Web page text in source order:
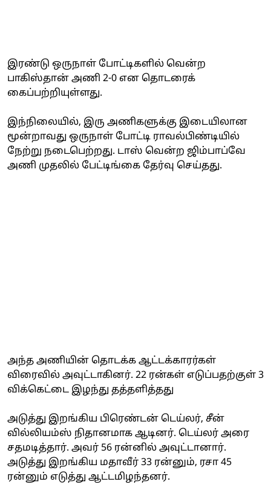
இரண்டு ஒருநாள் போட்டிகளில் வென்ற
பாகிஸ்தான் அணி 2-0 என தொடரைக்
கைப்பற்றியுள்ளது.
இந்நிலையில், இரு அணிகளுக்கு இடையிலான
மூன்றாவது ஒருநாள் போட்டி ராவல்பிண்டியில்
நேற்று நடைபெற்றது. டாஸ் வென்ற ஜிம்பாப்வே
அணி முதலில் பேட்டிங்கை தேர்வு செய்தது.
அந்த அணியின் தொடக்க ஆட்டக்காரர்கள்
விரைவில் அவுட்டாகினர். 22 ரன்கள் எடுப்பதற்குள் 3
விக்கெட்டை இழந்து தத்தளித்தது
அடுத்து இறங்கிய பிரெண்டன் டெய்லர், சீன்
வில்லியம்ஸ் நிதானமாக ஆடினர். டெய்லர் அரை
சதமடித்தார். அவர் 56 ரன்னில் அவுட்டானார்.
அடுத்து இறங்கிய மதாவீர் 33 ரன்னும், ரசா 45
ரன்னும் எடுத்து ஆட்டமிழந்தனர்.